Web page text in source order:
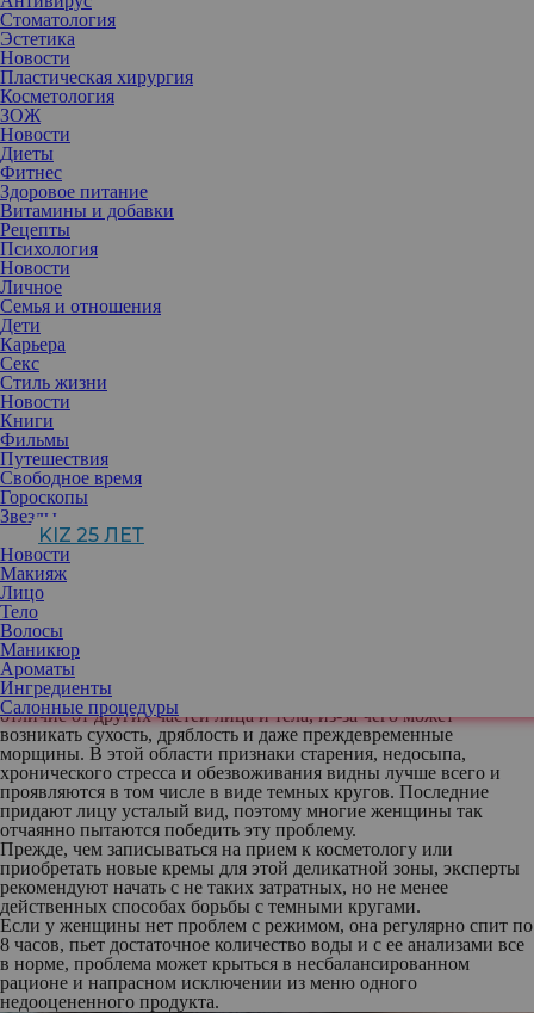
Стоматология
Эстетика
Новости
Пластическая хирургия
Косметология
ЗОЖ
Новости
Диеты
Фитнес
Здоровое питание
Витамины и добавки
Рецепты
Психология
Новости
Личное
Семья и отношения
Дети
Карьера
Секс
Стиль жизни
Новости
Книги
Фильмы
Путешествия
Свободное время
Гороскопы
Звезды
KIZ 25 ЛЕТ
Новости
Макияж
Лицо
Тело
Волосы
Маникюр
Ароматы
Ингредиенты
Салонные процедуры
Иногда решить эту проблему можно, не посещая косметолога и
не приобретая дорогостоящие уходовые средства. Достаточно
пересмотреть свое питание.
В коже вокруг глаз не так много сальных желез и коллагена, в
отличие от других частей лица и тела, из-за чего может
возникать сухость, дряблость и даже преждевременные
морщины. В этой области признаки старения, недосыпа,
хронического стресса и обезвоживания видны лучше всего и
проявляются в том числе в виде темных кругов. Последние
придают лицу усталый вид, поэтому многие женщины так
отчаянно пытаются победить эту проблему.
Прежде, чем записываться на прием к косметологу или
приобретать новые кремы для этой деликатной зоны, эксперты
рекомендуют начать с не таких затратных, но не менее
действенных способах борьбы с темными кругами.
Если у женщины нет проблем с режимом, она регулярно спит по
8 часов, пьет достаточное количество воды и с ее анализами все
в норме, проблема может крыться в несбалансированном
рационе и напрасном исключении из меню одного
недооцененного продукта.